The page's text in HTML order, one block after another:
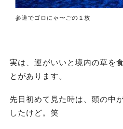
参道でゴロにゃ〜ごの１枚
実は、運がいいと境内の草を
とがあります。
先日初めて見た時は、頭の中
したけど。笑